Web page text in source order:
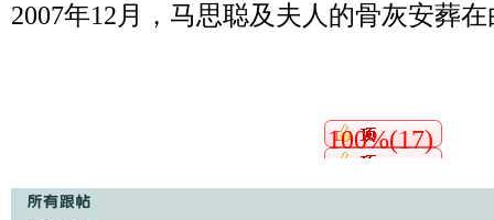
2007年12月，马思聪及夫人的骨灰安葬
100%(17)